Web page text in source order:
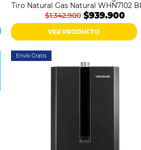
Tiro Natural Gas Natural WHN7102
$1.342.900 $939.900
VER PRODUCTO
Envío Gratis